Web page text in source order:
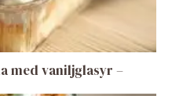
med vaniljglasyr –